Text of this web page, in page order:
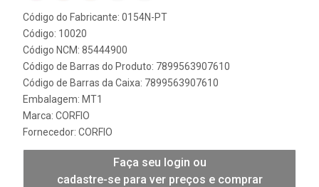
Código do Fabricante: 0154N-PT
Código: 10020
Código NCM: 85444900
Código de Barras do Produto: 7899563907610
Código de Barras da Caixa: 7899563907610
Embalagem: MT1
Marca: CORFIO
Fornecedor: CORFIO
Faça seu login ou
cadastre-se para ver preços e comprar